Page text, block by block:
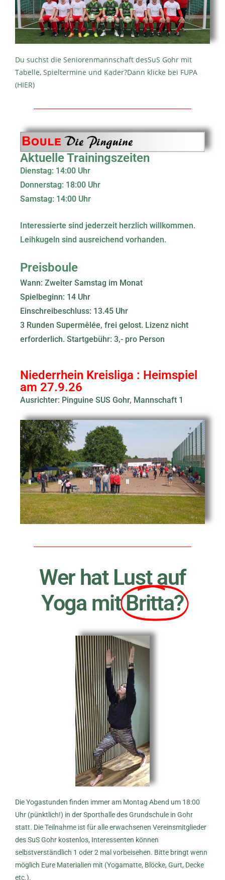
Du suchst die Seniorenmannschaft desSuS Gohr mit
Tabelle, Spieltermine und Kader?Dann klicke bei FUPA
(HIER)
Aktuelle Trainingszeiten
Dienstag: 14:00 Uhr
Donnerstag: 18:00 Uhr
Samstag: 14:00 Uhr
Interessierte sind jederzeit herzlich willkommen.
Leihkugeln sind ausreichend vorhanden.
Preisboule
Wann: Zweiter Samstag im Monat
Spielbeginn: 14 Uhr
Einschreibeschluss: 13.45 Uhr
3 Runden Supermêlée, frei gelost. Lizenz nicht
erforderlich. Startgebühr: 3,- pro Person
Niederrhein Kreisliga : Heimspiel
am 27.9.26
Ausrichter: Pinguine SUS Gohr, Mannschaft 1
Wer hat Lust auf
Yoga mitBritta?
Die Yogastunden finden immer am Montag Abend um 18:00
Uhr (pünktlich!) in der Sporthalle des Grundschule in Gohr
statt. Die Teilnahme ist für alle erwachsenen Vereinsmitglieder
des SuS Gohr kostenlos, Interessenten können
selbstverständlich 1 oder 2 mal vorbeisehen. Bitte bringt wenn
möglich Eure Materialien mit (Yogamatte, Blöcke, Gurt, Decke
etc.).